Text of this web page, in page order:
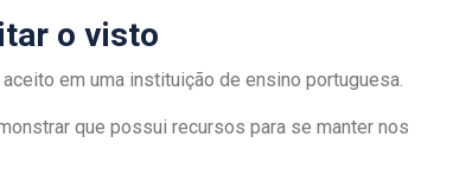
o visto
em uma instituição de ensino portuguesa.
que possui recursos para se manter nos